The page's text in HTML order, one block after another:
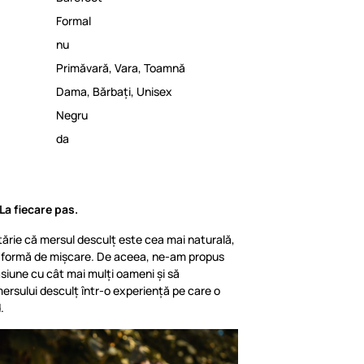
Formal
nu
Primăvară, Vara, Toamnă
Dama, Bărbați, Unisex
Negru
da
fiecare pas.
că mersul desculț este cea mai naturală,
de mișcare. De aceea, ne-am propus
cu cât mai mulți oameni și să
desculț într-o experiență pe care o